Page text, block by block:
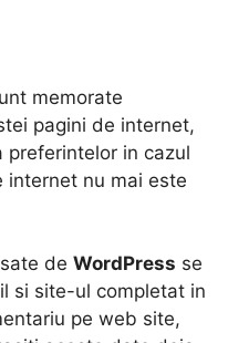
memorate
pagini de internet,
in cazul
internet nu mai este
de WordPress se
si site-ul completat in
pe web site,